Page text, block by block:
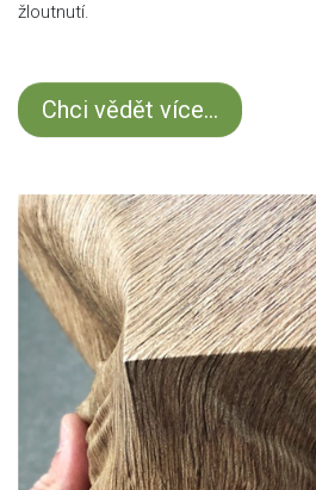
žloutnutí.
Chci vědět více...